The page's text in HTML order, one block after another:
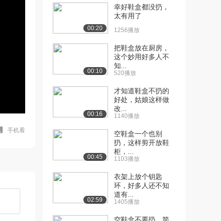
手机看
00:20
幸好鞋盒都没扔，
太有用了
1256播放
00:10
把鞋盒放在厨房，
这个妙用好多人不
知...
520播放
00:16
才知道鞋盒不扔的
好处，姑娘这样做
改...
1140播放
00:45
空鞋盒一个也别
扔，这样剪开放鞋
柜，...
1103播放
02:59
衣架上放个钥匙
环，好多人还不知
道有...
1405播放